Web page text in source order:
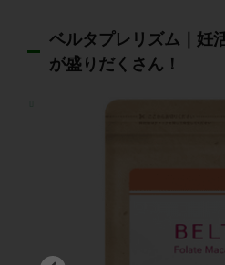
ベルタプレリズム｜妊
が盛りだくさん！